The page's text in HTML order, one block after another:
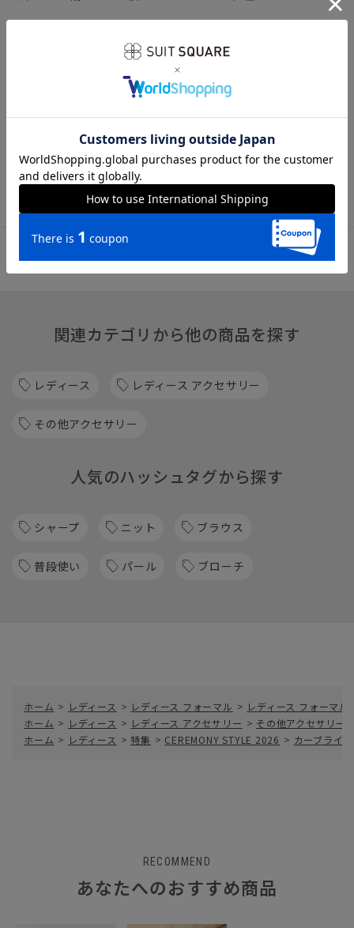
※同サイズまたは同一商品でも、生産の過程で個体差や着用感
の違いが生じる場合がございます。
※カラー名は管理用の表記となります。実際の商品の色味は商
品画像をご確認ください。
※商品画像はできる限り実際の色に近づけて掲載しております
が、パソコン環境により色味に誤差が生じる場合がございま
す。予めご了承下さいませ。
関連カテゴリから他の商品を探す
レディース レディース アクセサリー
その他アクセサリー
人気のハッシュタグから探す
シャープ ニット ブラウス
普段使い パール ブローチ
ホーム > レディース > レディース フォーマル > レディース フォーマル
ホーム > レディース > レディース アクセサリー > その他アクセサリー
ホーム > レディース > 特集 > CEREMONY STYLE 2026 > カーブライ
RECOMMEND
あなたへのおすすめ商品